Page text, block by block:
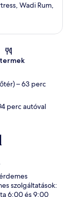
Wadi Rum,
– 63 perc
perc autóval
szolgáltatások:
6:00 és 9:00